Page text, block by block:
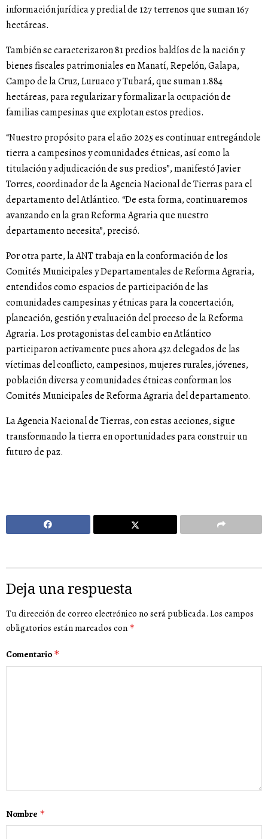
información jurídica y predial de 127 terrenos que suman 167
hectáreas.
También se caracterizaron 81 predios baldíos de la nación y
bienes fiscales patrimoniales en Manatí, Repelón, Galapa,
Campo de la Cruz, Luruaco y Tubará, que suman 1.884
hectáreas, para regularizar y formalizar la ocupación de
familias campesinas que explotan estos predios.
“Nuestro propósito para el año 2025 es continuar entregándole
tierra a campesinos y comunidades étnicas, así como la
titulación y adjudicación de sus predios”, manifestó Javier
Torres, coordinador de la Agencia Nacional de Tierras para el
departamento del Atlántico. “De esta forma, continuaremos
avanzando en la gran Reforma Agraria que nuestro
departamento necesita”, precisó.
Por otra parte, la ANT trabaja en la conformación de los
Comités Municipales y Departamentales de Reforma Agraria,
entendidos como espacios de participación de las
comunidades campesinas y étnicas para la concertación,
planeación, gestión y evaluación del proceso de la Reforma
Agraria. Los protagonistas del cambio en Atlántico
participaron activamente pues ahora 432 delegados de las
víctimas del conflicto, campesinos, mujeres rurales, jóvenes,
población diversa y comunidades étnicas conforman los
Comités Municipales de Reforma Agraria del departamento.
La Agencia Nacional de Tierras, con estas acciones, sigue
transformando la tierra en oportunidades para construir un
futuro de paz.
Deja una respuesta
Tu dirección de correo electrónico no será publicada. Los campos
obligatorios están marcados con *
Comentario *
Nombre *